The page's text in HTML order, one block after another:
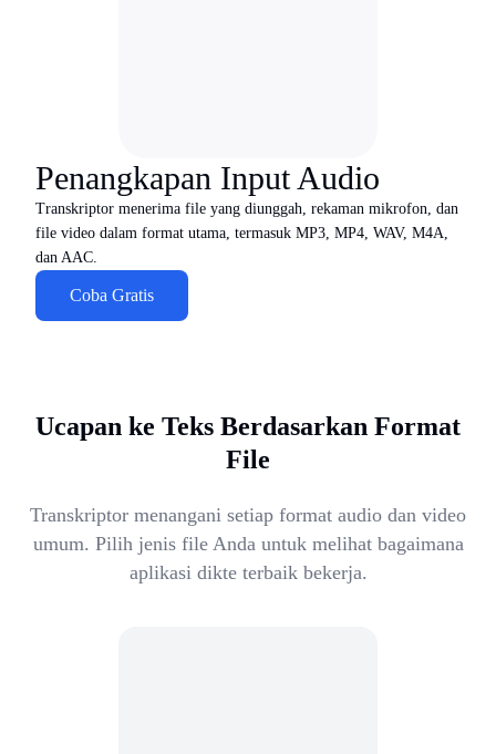
Penangkapan Input Audio
Transkriptor menerima file yang diunggah, rekaman mikrofon, dan
file video dalam format utama, termasuk MP3, MP4, WAV, M4A,
dan AAC.
Coba Gratis
Ucapan ke Teks Berdasarkan Format
File
Transkriptor menangani setiap format audio dan video
umum. Pilih jenis file Anda untuk melihat bagaimana
aplikasi dikte terbaik bekerja.